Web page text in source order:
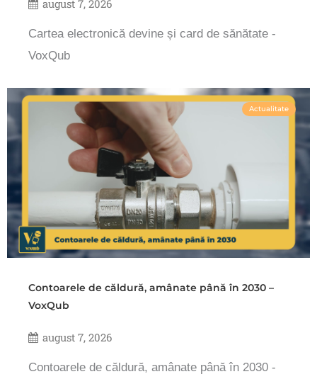
august 7, 2026
Cartea electronică devine și card de sănătate -
VoxQub
Actualitate
Contoarele de căldură, amânate până în 2030 –
VoxQub
august 7, 2026
Contoarele de căldură, amânate până în 2030 -